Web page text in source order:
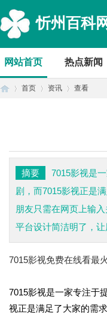
忻州百科
网站首页 热点新闻
首页 资讯 查看
摘要
7015影视是
剧，而7015影视正是
朋友只需在网页上输
平台设计简洁明了，让
7015影视免费在线看最
7015影视是一家专注于
视正是满足了大家的需